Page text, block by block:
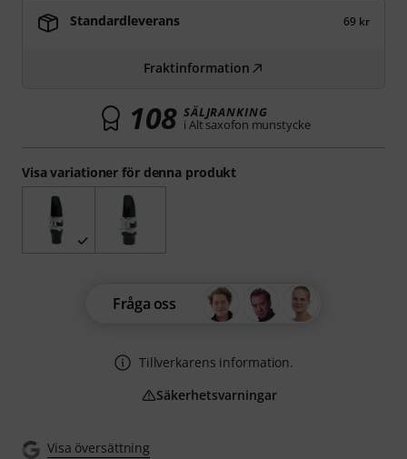
Visa översättning
Visa variationer för denna produkt
Standardleverans 69 kr
Fraktinformation
108 SÄLJRANKING
i Alt saxofon munstycke
Fråga oss
Tillverkarens information.
Säkerhetsvarningar